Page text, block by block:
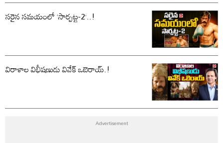
సరైన సమయంలో ‘సార్పట్ట-2’..!
విరాళాల విభీషణుడు వివేక్ ఒబెరాయ్.!